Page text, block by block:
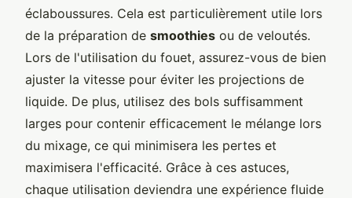
éclaboussures. Cela est particulièrement utile lors
de la préparation de smoothies ou de veloutés.
Lors de l'utilisation du fouet, assurez-vous de bien
ajuster la vitesse pour éviter les projections de
liquide. De plus, utilisez des bols suffisamment
larges pour contenir efficacement le mélange lors
du mixage, ce qui minimisera les pertes et
maximisera l'efficacité. Grâce à ces astuces,
chaque utilisation deviendra une expérience fluide